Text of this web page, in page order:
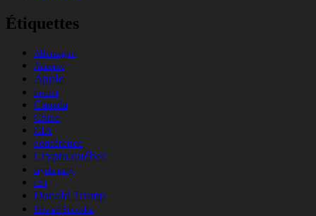
Étiquettes
Allemagne
Annonce
Apple
botnet
Canada
Chine
CIA
conférence
Crypto.québec
crypto party
CST
Donald Trump
Edward Snowden